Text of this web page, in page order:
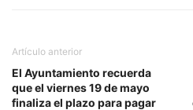
Artículo anterior
El Ayuntamiento recuerda
que el viernes 19 de mayo
finaliza el plazo para pagar